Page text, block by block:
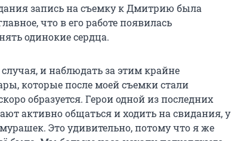
запись на съемку к Дмитрию была
что в его работе появилась
одинокие сердца.
и наблюдать за этим крайне
которые после моей съемки стали
образуется. Герои одной из последних
активно общаться и ходить на свидания, у
Это удивительно, потому что я же